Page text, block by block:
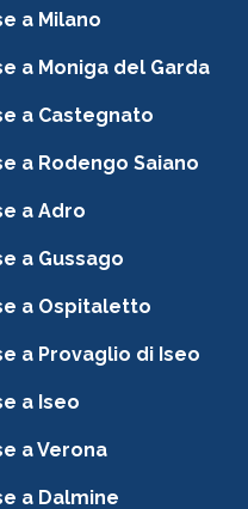
a Milano
a Moniga del Garda
a Castegnato
a Rodengo Saiano
a Adro
a Gussago
a Ospitaletto
a Provaglio di Iseo
a Iseo
a Verona
a Dalmine